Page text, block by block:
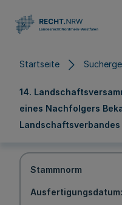
Startseite
14.
eines Nachfolgers
Landschaftsverbandes
Stammnorm
Ausfertigungsdatum